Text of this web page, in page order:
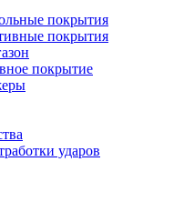
покрытия
покрытия
покрытие
ударов